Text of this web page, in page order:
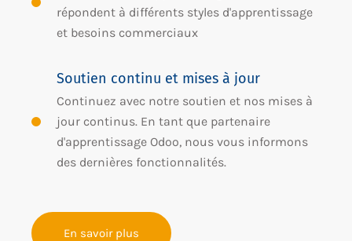
répondent à différents styles d'apprentissage
et besoins commerciaux
Soutien continu et mises à jour
Continuez avec notre soutien et nos mises à
jour continus. En tant que partenaire
d'apprentissage Odoo, nous vous informons
des dernières fonctionnalités.
En savoir plus